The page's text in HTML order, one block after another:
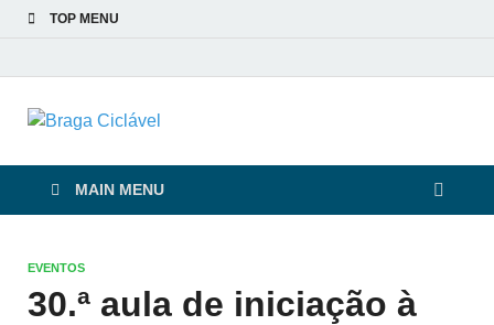
TOP MENU
Braga Ciclável
MAIN MENU
EVENTOS
30.ª aula de iniciação à